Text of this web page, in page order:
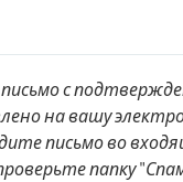
письмо с
на вашу
письмо во
папку